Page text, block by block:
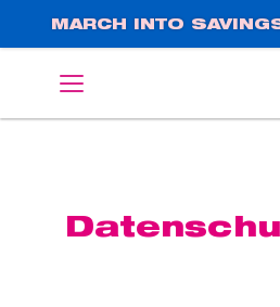
MARCH INTO
English